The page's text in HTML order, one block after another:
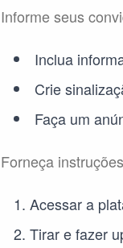
Informe seus
Inclua
Crie
Faça um
Forneça
Acessar a
Tirar e fazer